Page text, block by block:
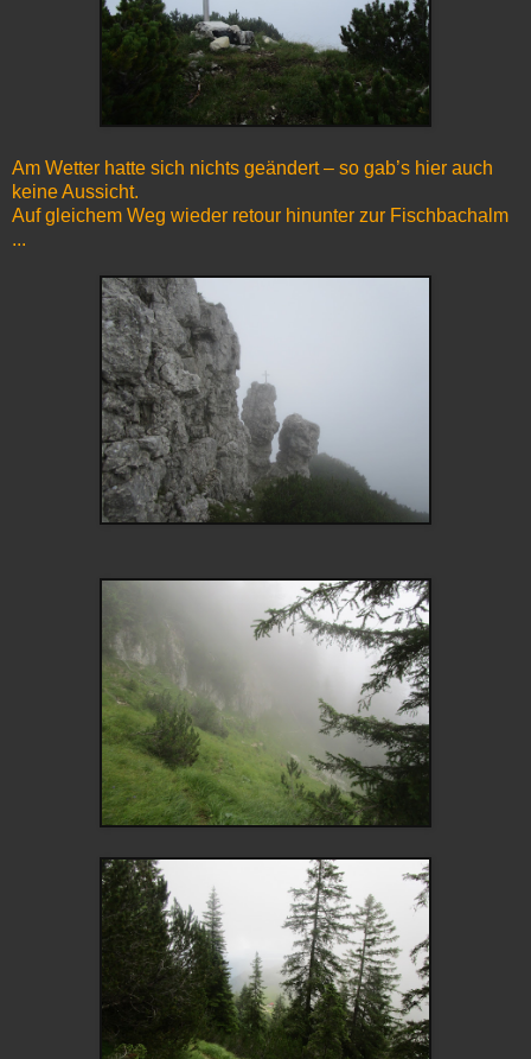
Am Wetter hatte sich nichts geändert – so gab’s hier auch
keine Aussicht.
Auf gleichem Weg wieder retour hinunter zur Fischbachalm
...